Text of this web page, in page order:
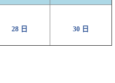
28 日 30 日